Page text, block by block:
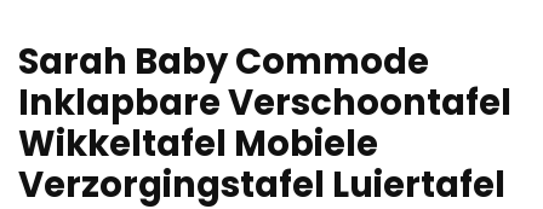
Sarah Baby Commode
Inklapbare Verschoontafel
Wikkeltafel Mobiele
Verzorgingstafel Luiertafel